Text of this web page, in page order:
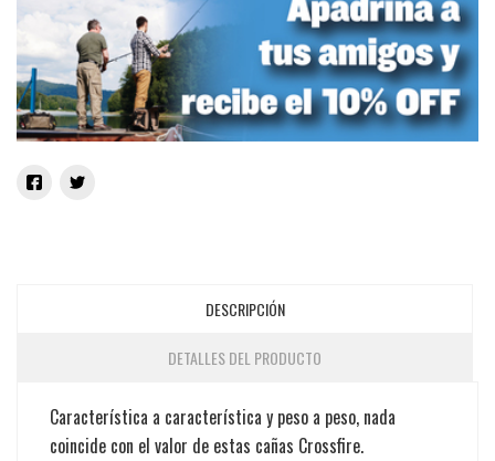
DESCRIPCIÓN
DETALLES DEL PRODUCTO
Característica a característica y peso a peso, nada
coincide con el valor de estas cañas Crossfire.